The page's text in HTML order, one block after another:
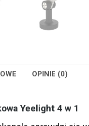
OPINIE (0)
Yeelight 4 w 1